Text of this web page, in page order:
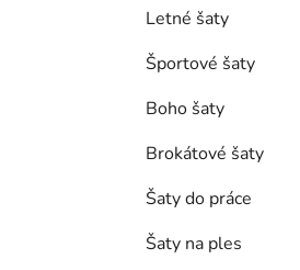
Letné šaty
Športové šaty
Boho šaty
Brokátové šaty
Šaty do práce
Šaty na ples